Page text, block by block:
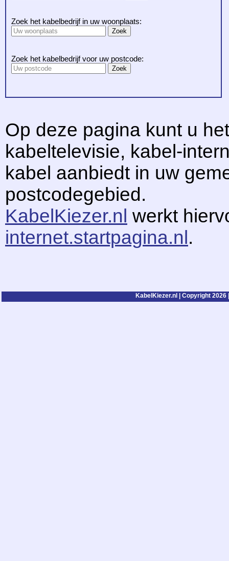
Zoek het kabelbedrijf in uw woonplaats:
Zoek het kabelbedrijf voor uw postcode:
Op deze pagina kunt u
kabeltelevisie, kabel-
kabel aanbiedt in uw
postcodegebied.
KabelKiezer.nl werkt
internet.startpagina.nl.
KabelKiezer.nl | Copyright 2026